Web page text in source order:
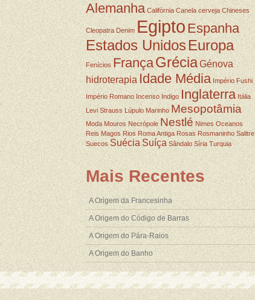
Alemanha Califórnia Canela cerveja Chineses
Cleopatra Denim EgiptoEspanha
Estados UnidosEuropa
Fenícios FrançaGréciaGénova
hidroterapiaIdade Média Império Fushi
Império Romano Incenso Indigo Inglaterra Itália
Levi Strauss Lúpulo Marinho Mesopotâmia
Moda Mouros Necrópole Nestlé Nimes Oceanos
Reis Magos Rios Roma Antiga Rosas Rosmaninho Salitre
Suecos Suécia Suíça Sândalo Síria Turquia
Mais Recentes
A Origem da Francesinha
A Origem do Código de Barras
A Origem do Pára-Raios
A Origem do Banho